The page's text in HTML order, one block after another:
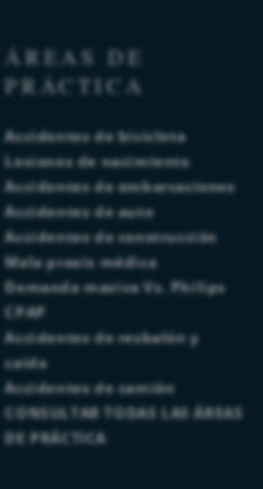
ÁREAS DE
PRÁCTICA
Accidentes de bicicleta
Lesiones de nacimiento
Accidentes de embarcaciones
Accidentes de auto
Accidentes de construcción
Mala praxis médica
Demanda masiva Vs. Philips
CPAP
Accidentes de resbalón y
caída
Accidentes de camión
CONSULTAR TODAS LAS ÁREAS
DE PRÁCTICA